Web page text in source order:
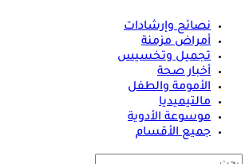
نصائح وإرشادات
أمراض مزمنة
تجميل وتخسيس
أخبار صحة
الأمومة والطفل
مالتيميديا
موسوعة الأدوية
جميع الأقسام